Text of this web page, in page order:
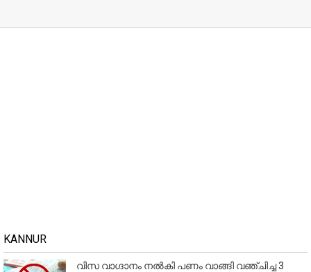
KANNUR
വിസ വാഗ്ദാനം നൽകി പണം വാങ്ങി വഞ്ചിച്ച 3